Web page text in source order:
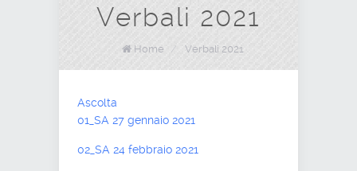
Verbali 2021
Home / Verbali 2021
Ascolta
01_SA 27 gennaio 2021
02_SA 24 febbraio 2021